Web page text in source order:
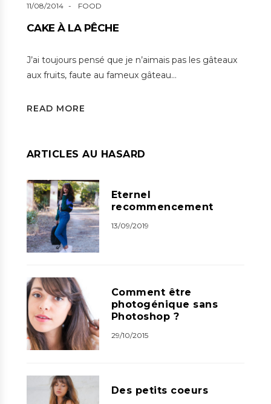
11/08/2014 FOOD
CAKE À LA PÊCHE
J’ai toujours pensé que je n’aimais pas les gâteaux
aux fruits, faute au fameux gâteau…
READ MORE
ARTICLES AU HASARD
Eternel
recommencement
13/09/2019
Comment être
photogénique sans
Photoshop ?
29/10/2015
Des petits coeurs